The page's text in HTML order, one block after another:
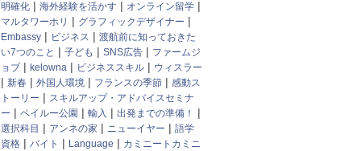
明確化 | 海外経験を活かす | オンライン留学 |
マルタワーホリ | グラフィックデザイナー |
Embassy | ビジネス | 渡航前に知っておきた
い7つのこと | 子ども | SNS広告 | ファームジ
ョブ | kelowna | ビジネススキル | ウィスラー
| 新春 | 外国人環境 | フランスの季節 | 感動ス
トーリー | スキルアップ・アドバイスセミナ
ー | ペイルー公園 | 輸入 | 出発までの準備！ |
選択科目 | アンネの家 | ニューイヤー | 語学
資格 | バイト | Language | カミニートカミニ